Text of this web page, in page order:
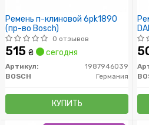
Ремень п-клиновой 6pk1890
(пр-во Bosch)
0 отзывов
515 ₴ сегодня
Артикул:
1987946039
BOSCH
Германия
КУПИТЬ